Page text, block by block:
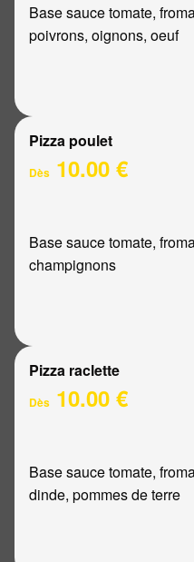
Base sauce tomate,
poivrons, oignons, oeuf
Pizza poulet
Dès 10.00 €
Base sauce tomate,
champignons
Pizza raclette
Dès 10.00 €
Base sauce tomate,
dinde, pommes de terre